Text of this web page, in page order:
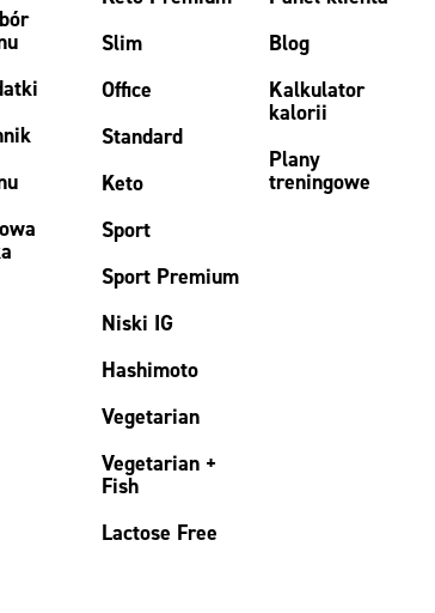
Slim
Office
Standard
Keto
Sport
Sport Premium
Niski IG
Hashimoto
Vegetarian
Vegetarian +
Fish
Lactose Free
Blog
Kalkulator
kalorii
Plany
treningowe